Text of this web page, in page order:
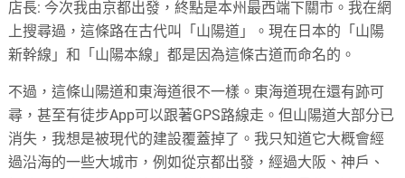
店長: 今次我由京都出發，終點是本州最西端下關市。我在網
上搜尋過，這條路在古代叫「山陽道」。現在日本的「山陽
新幹線」和「山陽本線」都是因為這條古道而命名的。
不過，這條山陽道和東海道很不一樣。東海道現在還有跡可
尋，甚至有徒步App可以跟著GPS路線走。但山陽道大部分已
消失，我想是被現代的建設覆蓋掉了。我只知道它大概會經
過沿海的一些大城市，例如從京都出發，經過大阪、神戶、